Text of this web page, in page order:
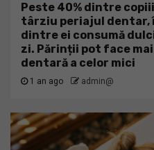
Peste 40% dintre
târziu periajul dentar,
dintre ei consumă
zi. Părinții pot face
dentară a celor mici
1 an ago admin@